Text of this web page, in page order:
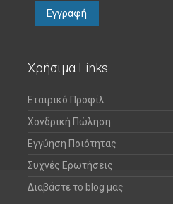
Χρήσιμα Links
Εταιρικό Προφίλ
Χονδρική Πώληση
Εγγύηση Ποιότητας
Συχνές Ερωτήσεις
Διαβάστε το blog μας